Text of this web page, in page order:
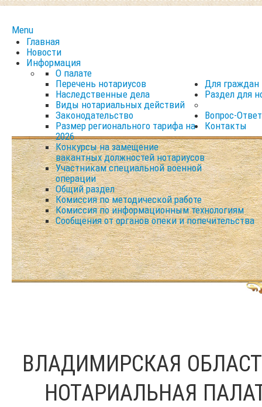
Menu
Главная
Новости
Информация
О палате
Перечень нотариусов
Наследственные дела
Виды нотариальных действий
Законодательство
Размер регионального тарифа на
2026
Конкурсы на замещение
вакантных должностей нотариусов
Участникам специальной военной
операции
Для граждан
Раздел для
Общий раздел
Комиссия по методической работе
Комиссия по информационным технологиям
Сообщения от органов опеки и попечительства
Вопрос-Ответ
Контакты
ВЛАДИМИРСКАЯ
НОТАРИАЛЬНАЯ